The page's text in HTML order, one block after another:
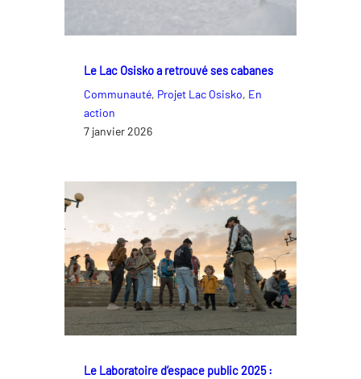
Le Lac Osisko a retrouvé ses cabanes
Communauté, Projet Lac Osisko, En
action
7 janvier 2026
Le Laboratoire d’espace public 2025 :